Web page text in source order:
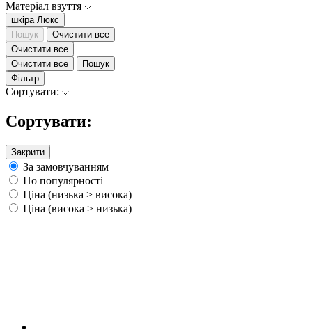
Матеріал взуття
шкіра Люкс
Пошук
Очистити все
Очистити все
Очистити все
Пошук
Фільтр
Сортувати:
Сортувати:
Закрити
За замовчуванням
По популярності
Ціна (низька > висока)
Ціна (висока > низька)